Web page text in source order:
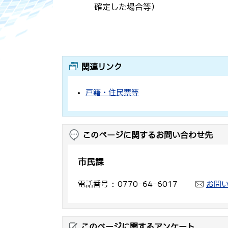
確定した場合等）
関連リンク
戸籍・住民票等
このページに関するお問い合わせ先
市民課
電話番号 0770-64-6017 お問